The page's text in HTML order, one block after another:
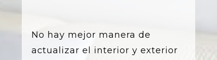
No hay mejor manera de
actualizar el interior y exterior